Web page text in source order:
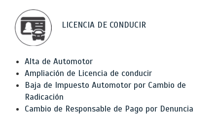
LICENCIA DE CONDUCIR
Alta de Automotor
Ampliación de Licencia de conducir
Baja de Impuesto Automotor por Cambio de
Radicación
Cambio de Responsable de Pago por Denuncia